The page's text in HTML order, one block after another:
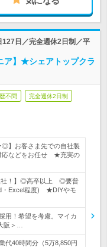
127日／完全週休2日制／平
ア】★シェアトップクラ
不問 完全週休2日制
◎】お客さま先での自社製
応などをお任せ ★充実の
社！】◎高卒以上 ◎要普
・Excel程度) ★DIYやモ
用！希望を考慮。マイカ
阪＞…
代40時間分（5万8,850円